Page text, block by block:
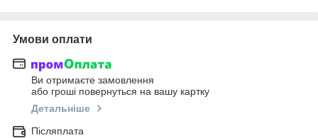
Умови оплати
Ви отримаєте замовлення
або гроші повернуться на вашу картку
Детальніше
Післяплата